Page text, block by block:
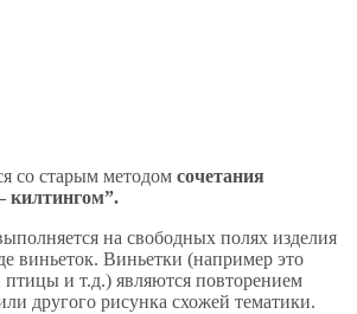
со старым методом сочетания
килтингом”.
на свободных полях изделия
виньеток. Виньетки (например это
птицы и т.д.) являются повторением
другого рисунка схожей тематики.